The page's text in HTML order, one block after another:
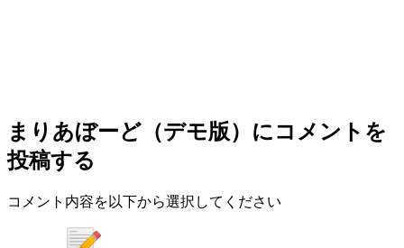
まりあぼーど（デモ版） にコメントを
投稿する
コメント内容を以下から選択してください